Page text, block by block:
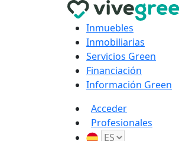
Inmuebles
Inmobiliarias
Servicios Green
Financiación
Información Green
Acceder
Profesionales